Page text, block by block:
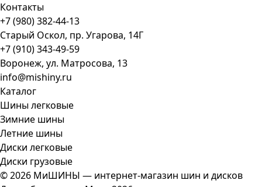
Контакты
+7 (980) 382-44-13
Старый Оскол, пр. Угарова, 14Г
+7 (910) 343-49-59
Воронеж, ул. Матросова, 13
info@mishiny.ru
Каталог
Шины легковые
Зимние шины
Летние шины
Диски легковые
Диски грузовые
© 2026 МиШИНЫ — интернет-магазин шин и дисков